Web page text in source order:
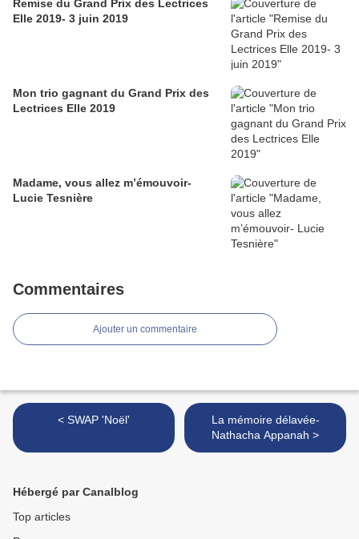
Remise du Grand Prix des Lectrices
Elle 2019- 3 juin 2019
Mon trio gagnant du Grand Prix des
Lectrices Elle 2019
Madame, vous allez m’émouvoir-
Lucie Tesnière
Commentaires
Ajouter un commentaire
< SWAP 'Noël'
La mémoire délavée-
Nathacha Appanah >
Hébergé par Canalblog
Top articles